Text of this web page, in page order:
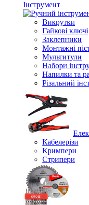
Інструмент
Викрутки
Гайкові ключі
Заклепники
Монтажні
Мультитули
Набори
Напилки та
Різальний
Кабелерізи
Кримпери
Стрипери